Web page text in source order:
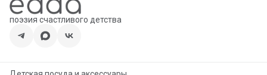
поэзия счастливого детства